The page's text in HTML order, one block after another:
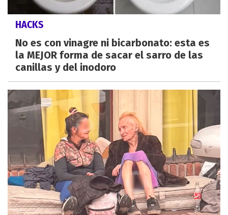
HACKS
No es con vinagre ni bicarbonato: esta es
la MEJOR forma de sacar el sarro de las
canillas y del inodoro